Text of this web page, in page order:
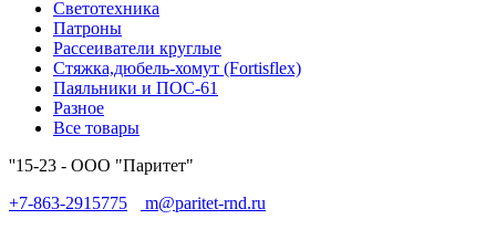
Светотехника
Патроны
Рассеиватели круглые
Стяжка,дюбель-хомут (Fortisflex)
Паяльники и ПОС-61
Разное
Все товары
''15-23 - ООО "Паритет"
+7-863-2915775
m@paritet-rnd.ru